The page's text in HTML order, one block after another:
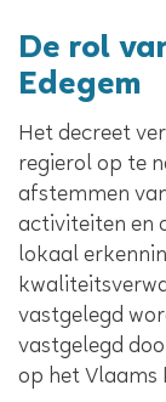
De rol
Edegem
Het decreet
regierol op te
afstemmen
activiteiten en
lokaal
vastgelegd
vastgelegd
op het